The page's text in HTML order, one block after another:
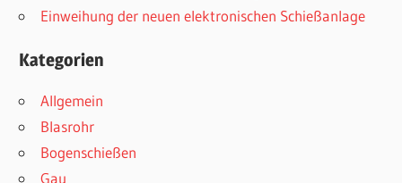
Einweihung der neuen elektronischen Schießanlage
Kategorien
Allgemein
Blasrohr
Bogenschießen
Gau